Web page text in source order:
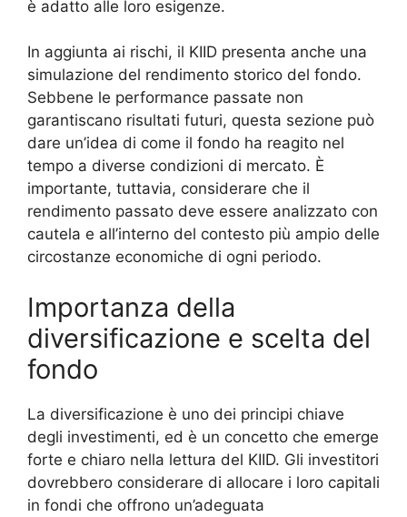
è adatto alle loro esigenze.
In aggiunta ai rischi, il KIID presenta anche una
simulazione del rendimento storico del fondo.
Sebbene le performance passate non
garantiscano risultati futuri, questa sezione può
dare un’idea di come il fondo ha reagito nel
tempo a diverse condizioni di mercato. È
importante, tuttavia, considerare che il
rendimento passato deve essere analizzato con
cautela e all’interno del contesto più ampio delle
circostanze economiche di ogni periodo.
Importanza della
diversificazione e scelta del
fondo
La diversificazione è uno dei principi chiave
degli investimenti, ed è un concetto che emerge
forte e chiaro nella lettura del KIID. Gli investitori
dovrebbero considerare di allocare i loro capitali
in fondi che offrono un’adeguata